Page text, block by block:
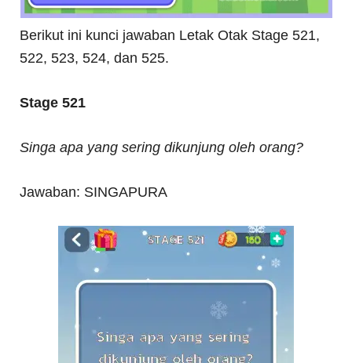
Berikut ini kunci jawaban Letak Otak Stage 521,
522, 523, 524, dan 525.
Stage 521
Singa apa yang sering dikunjung oleh orang?
Jawaban: SINGAPURA